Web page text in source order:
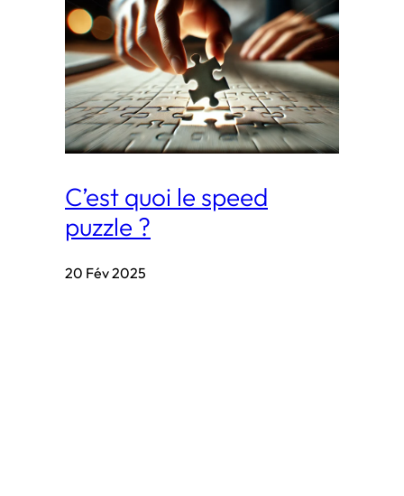
C’est quoi le speed
puzzle ?
20 Fév 2025